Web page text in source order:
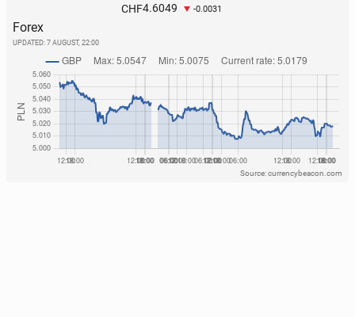
CHF4.6049 -0.0031
Forex
UPDATED: 7 AUGUST, 22:00
Source: currencybeacon.com